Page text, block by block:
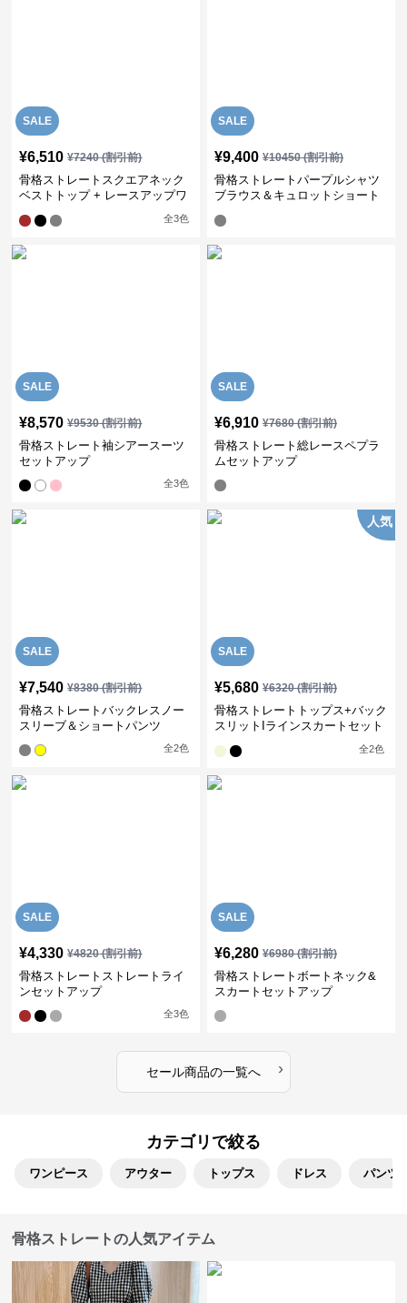
SALE
¥6,510 ¥7240(割引前)
骨格ストレートスクエアネック
ベストトップ + レースアップワ
イドレッグパンツセットアップ
全3色
SALE
¥9,400 ¥10450(割引前)
骨格ストレートパープルシャツ
ブラウス＆キュロットショート
SALE
¥8,570 ¥9530(割引前)
骨格ストレート袖シアースーツ
セットアップ
全3色
SALE
¥6,910 ¥7680(割引前)
骨格ストレート総レースペプラ
ムセットアップ
SALE
¥7,540 ¥8380(割引前)
骨格ストレートバックレスノー
スリーブ＆ショートパンツ
全2色
SALE
人気
¥5,680 ¥6320(割引前)
骨格ストレートトップス+バック
スリットIラインスカートセット
全2色
SALE
¥4,330 ¥4820(割引前)
骨格ストレートストレートライ
ンセットアップ
全3色
SALE
¥6,280 ¥6980(割引前)
骨格ストレートボートネック&
スカートセットアップ
セール商品の一覧へ ›
カテゴリで絞る
ワンピース アウター トップス ドレス パンツ
骨格ストレートの人気アイテム